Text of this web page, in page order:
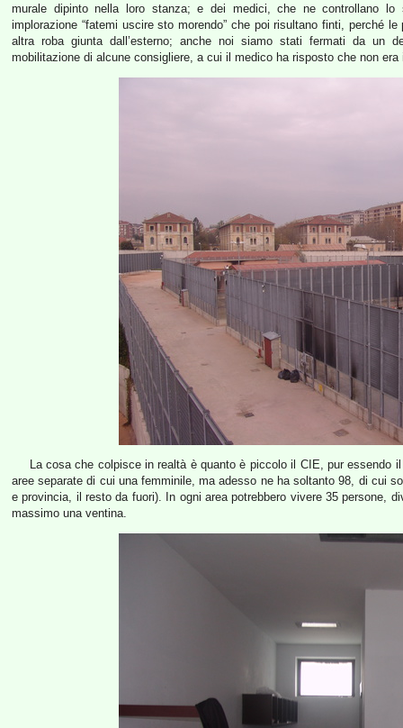
murale dipinto nella loro stanza; e dei medici, che ne controllano
implorazione “fatemi uscire sto morendo” che poi risultano finti, perché
altra roba giunta dall’esterno; anche noi siamo stati fermati da un
mobilitazione di alcune consigliere, a cui il medico ha risposto che non era
La cosa che colpisce in realtà è quanto è piccolo il CIE, pur essendo
aree separate di cui una femminile, ma adesso ne ha soltanto 98, di cui
e provincia, il resto da fuori). In ogni area potrebbero vivere 35 persone,
massimo una ventina.